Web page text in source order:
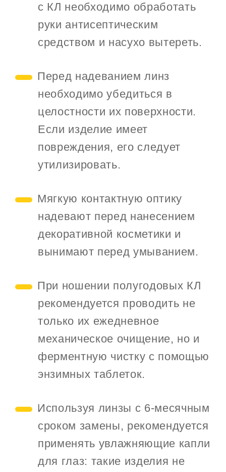
с КЛ необходимо обработать
руки антисептическим
средством и насухо вытереть.
Перед надеванием линз
необходимо убедиться в
целостности их поверхности.
Если изделие имеет
повреждения, его следует
утилизировать.
Мягкую контактную оптику
надевают перед нанесением
декоративной косметики и
вынимают перед умыванием.
При ношении полугодовых КЛ
рекомендуется проводить не
только их ежедневное
механическое очищение, но и
ферментную чистку с помощью
энзимных таблеток.
Используя линзы с 6-месячным
сроком замены, рекомендуется
применять увлажняющие капли
для глаз: такие изделия не